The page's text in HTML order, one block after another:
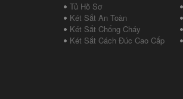
Tủ Hồ Sơ
Két Sắt An Toàn
Két Sắt Chống Cháy
Két Sắt Cách Đúc Cao Cấp